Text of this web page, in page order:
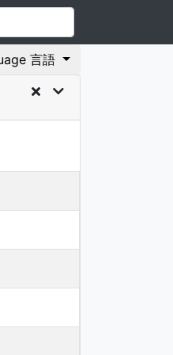
言語